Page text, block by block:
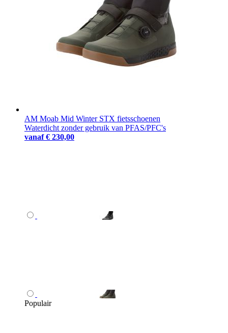
AM Moab Mid Winter STX fietsschoenen
Waterdicht zonder gebruik van PFAS/PFC's
vanaf € 230,00
Populair